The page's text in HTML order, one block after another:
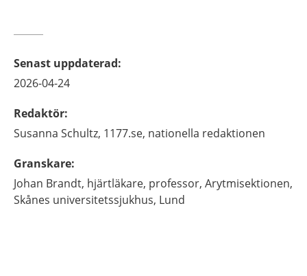
Senast uppdaterad:
2026-04-24
Redaktör:
Susanna Schultz, 1177.se, nationella redaktionen
Granskare:
Johan Brandt, hjärtläkare, professor, Arytmisektionen,
Skånes universitetssjukhus, Lund